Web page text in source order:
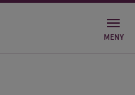
MENY